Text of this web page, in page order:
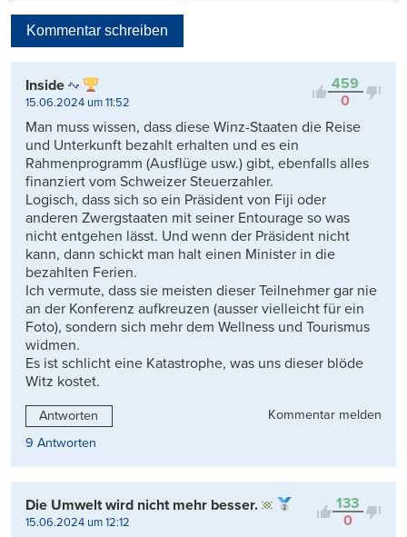
Kontrovers
Kommentar schreiben
459
0
Inside
15.06.2024 um 11:52
Man muss wissen, dass diese Winz-Staaten die Reise
und Unterkunft bezahlt erhalten und es ein
Rahmenprogramm (Ausflüge usw.) gibt, ebenfalls alles
finanziert vom Schweizer Steuerzahler.
Logisch, dass sich so ein Präsident von Fiji oder
anderen Zwergstaaten mit seiner Entourage so was
nicht entgehen lässt. Und wenn der Präsident nicht
kann, dann schickt man halt einen Minister in die
bezahlten Ferien.
Ich vermute, dass sie meisten dieser Teilnehmer gar nie
an der Konferenz aufkreuzen (ausser vielleicht für ein
Foto), sondern sich mehr dem Wellness und Tourismus
widmen.
Es ist schlicht eine Katastrophe, was uns dieser blöde
Witz kostet.
Antworten
Kommentar melden
9 Antworten
133
0
Die Umwelt wird nicht mehr besser.
15.06.2024 um 12:12